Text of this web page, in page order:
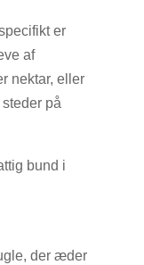
er
af
nektar, eller
på
bund i
der æder